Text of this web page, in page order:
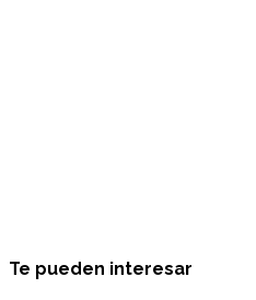
Te pueden interesar